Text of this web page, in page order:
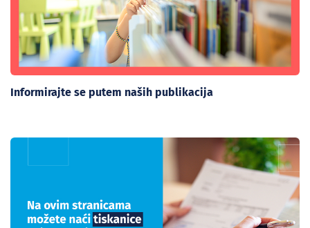
Informirajte se putem naših publikacija